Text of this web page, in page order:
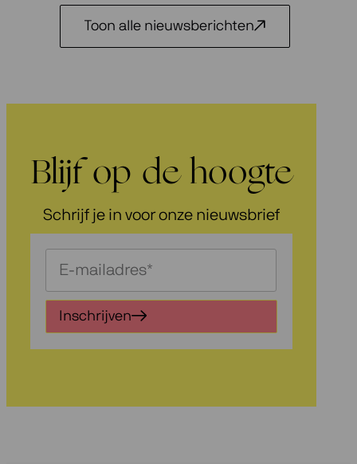
Toon alle nieuwsberichten
Blijf op de hoogte
Schrijf je in voor onze nieuwsbrief
Schrijf
je
in
voor
Inschrijven